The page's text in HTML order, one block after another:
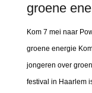
groene
Kom 7 mei naar
groene energie
jongeren over
festival in Haarlem